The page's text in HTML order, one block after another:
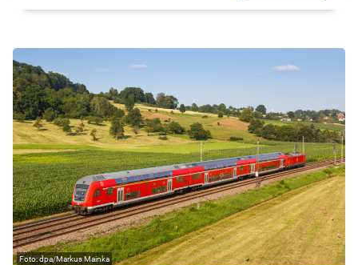
dpa/Markus Mainka